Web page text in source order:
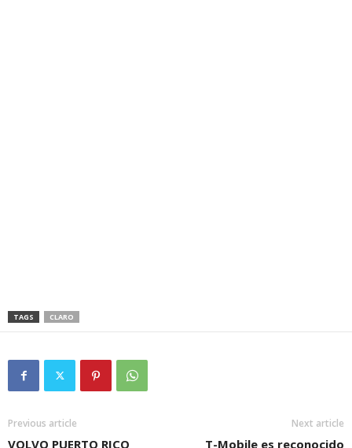
TAGS CLARO
Previous article
VOLVO PUERTO RICO
Next article
T-Mobile es reconocido